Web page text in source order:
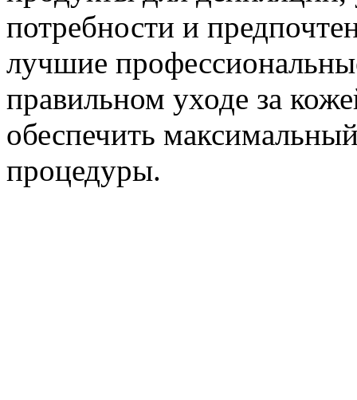
потребности и
лучшие
правильном уходе за
обеспечить
процедуры.